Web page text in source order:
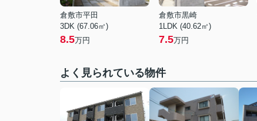
倉敷市平田
3DK (67.06㎡)
8.5万円
倉敷市黒崎
1LDK (40.62㎡)
7.5万円
よく見られている物件